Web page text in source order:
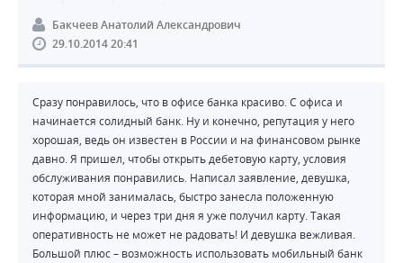
Бакчеев Анатолий Александрович
29.10.2014 20:41
Сразу понравилось, что в офисе банка красиво. С офиса и
начинается солидный банк. Ну и конечно, репутация у него
хорошая, ведь он известен в России и на финансовом рынке
давно. Я пришел, чтобы открыть дебетовую карту, условия
обслуживания понравились. Написал заявление, девушка,
которая мной занималась, быстро занесла положенную
информацию, и через три дня я уже получил карту. Такая
оперативность не может не радовать! И девушка вежливая.
Большой плюс – возможность использовать мобильный банк